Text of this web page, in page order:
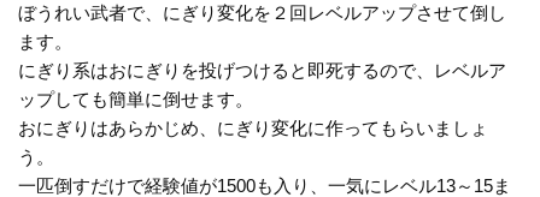
ぼうれい武者で、にぎり変化を２回レベルアップさせて倒し
ます。
にぎり系はおにぎりを投げつけると即死するので、レベルア
ップしても簡単に倒せます。
おにぎりはあらかじめ、にぎり変化に作ってもらいましょ
う。
一匹倒すだけで経験値が1500も入り、一気にレベル13～15ま